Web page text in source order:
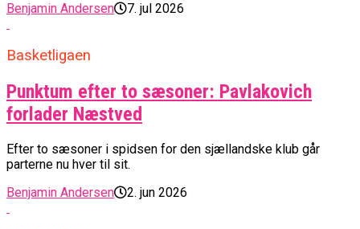
Benjamin Andersen
7. jul 2026
Basketligaen
Punktum efter to sæsoner: Pavlakovich
forlader Næstved
Efter to sæsoner i spidsen for den sjællandske klub går
parterne nu hver til sit.
Benjamin Andersen
2. jun 2026